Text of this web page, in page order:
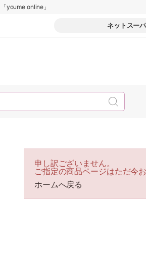
youme online」
ネットスー
申し訳ございません。
ご指定の商品ページはただ今
ホームへ戻る